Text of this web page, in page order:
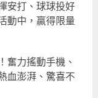
安打、球球投好
動中，贏得限量
奮力搖動手機、
血澎湃、驚喜不